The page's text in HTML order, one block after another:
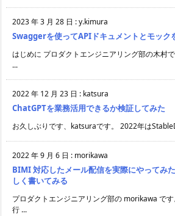
2023 年 3 月 28 日 :y.kimura
Swaggerを使ってAPIドキュメントとモック
はじめに プロダクトエンジニアリング部の木村
...
2022 年 12 月 23 日 : katsura
ChatGPTを業務活用できるか検証してみた
お久しぶりです、katsuraです。 2022年は
2022 年 9 月 6 日 : morikawa
BIMI 対応したメール配信を実際にやってみ
しく書いてみる
プロダクトエンジニアリング部の morikawa で
行 ...